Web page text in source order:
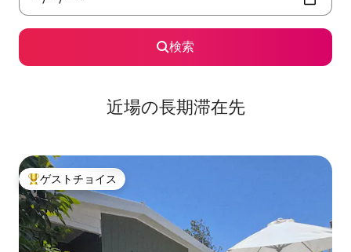
検索
近場の長期滞在先
大好評のゲストチョイスです。
ゲストチョイス